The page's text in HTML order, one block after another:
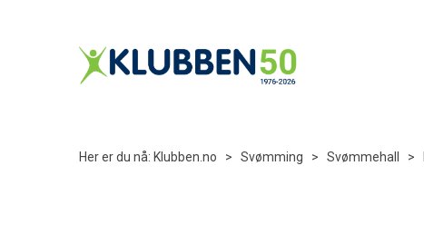
Her er du nå: Klubben.no > Svømming > Svømmehall >